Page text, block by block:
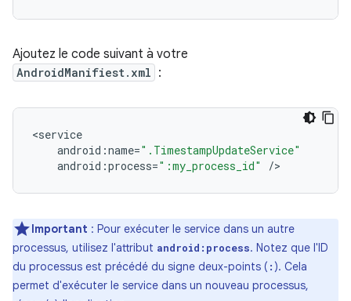
Ajoutez le code suivant à votre
AndroidManifiest.xml :
<service
android :name=".TimestampUpdateService"
android :process=":my_process_id" /
Important : Pour exécuter le service dans un autre
processus, utilisez l'attribut android:process. Notez que l'ID
du processus est précédé du signe deux-points ( : ). Cela
permet d'exécuter le service dans un nouveau processus,